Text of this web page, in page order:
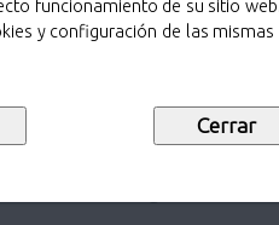
funcionamiento de su sitio
y configuración de las mismas